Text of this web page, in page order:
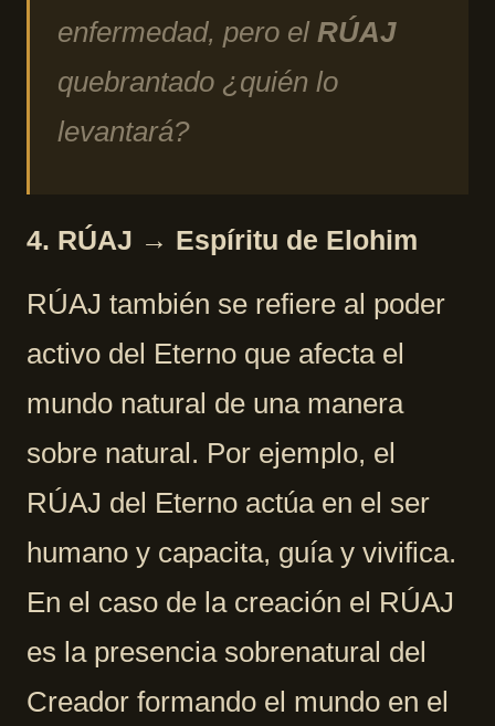
enfermedad, pero el RÚAJ
quebrantado ¿quién lo
levantará?
4. RÚAJ → Espíritu de Elohim
RÚAJ también se refiere al poder
activo del Eterno que afecta el
mundo natural de una manera
sobre natural. Por ejemplo, el
RÚAJ del Eterno actúa en el ser
humano y capacita, guía y vivifica.
En el caso de la creación el RÚAJ
es la presencia sobrenatural del
Creador formando el mundo en el